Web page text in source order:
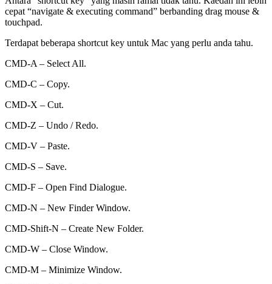
cepat “navigate & executing command” berbanding drag mouse &
touchpad.
Terdapat beberapa shortcut key untuk Mac yang perlu anda tahu.
CMD-A – Select All.
CMD-C – Copy.
CMD-X – Cut.
CMD-Z – Undo / Redo.
CMD-V – Paste.
CMD-S – Save.
CMD-F – Open Find Dialogue.
CMD-N – New Finder Window.
CMD-Shift-N – Create New Folder.
CMD-W – Close Window.
CMD-M – Minimize Window.